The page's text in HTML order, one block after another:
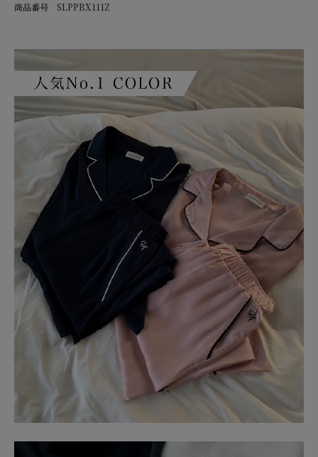
商品番号 SLPPBX111Z